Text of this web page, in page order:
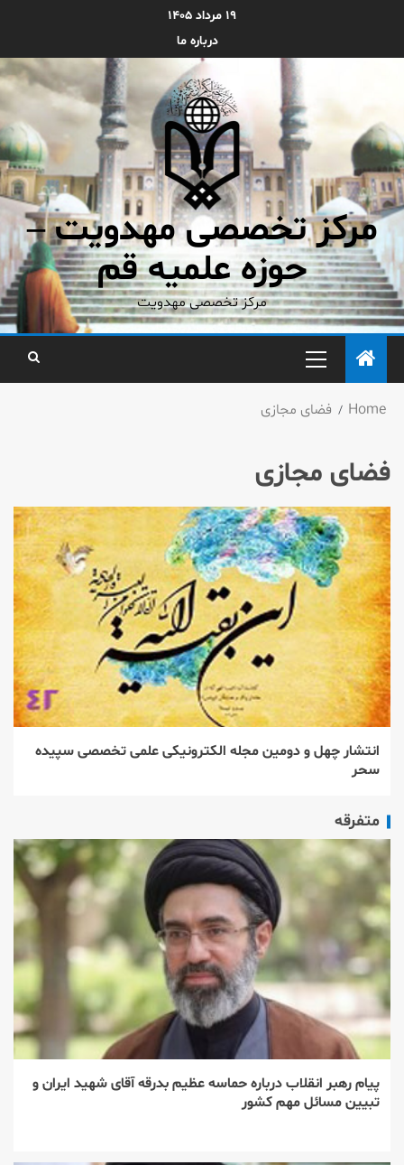
۱۹ مرداد ۱۴۰۵
درباره ما
مرکز تخصصی مهدویت –
حوزه علمیه قم
مرکز تخصصی مهدویت
Home فضای مجازی
فضای مجازی
انتشار چهل و دومین مجله الكترونیكی علمی تخصصی سپیده
سحر
متفرقه
پیام رهبر انقلاب درباره حماسه عظیم بدرقه آقای شهید ایران و
تبیین مسائل مهم کشور